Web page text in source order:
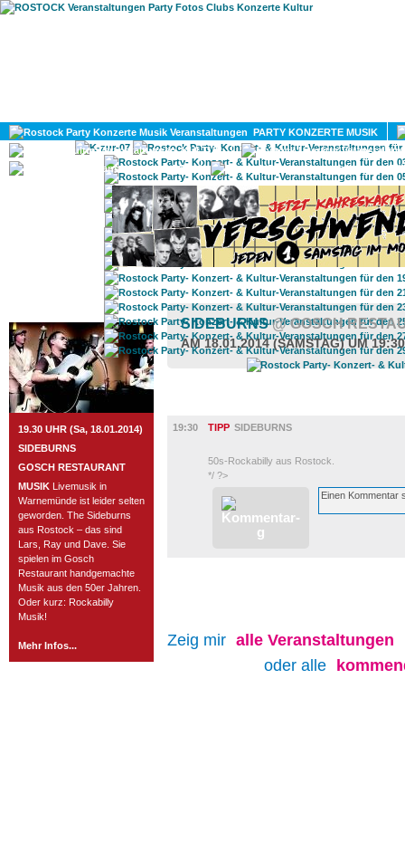
PARTY KONZERTE MUSIK
KULTUR
GAY
ROSTOCK TAGESTIPP
19.30 UHR (Sa, 18.01.2014)
SIDEBURNS
GOSCH RESTAURANT
MUSIK Livemusik in
Warnemünde ist leider selten
geworden. The Sideburns
aus Rostock – das sind
Lars, Ray und Dave. Sie
spielen im Gosch
Restaurant handgemachte
Musik aus den 50er Jahren.
Oder kurz: Rockabilly
Musik!
Mehr Infos...
SIDEBURNS@ GOSCH
AM 18.01.2014 (SAMSTAG) UM
19:30
TIPP SIDEBURNS
50s-Rockabilly aus Rostock.
*/ ?>
Zeig mir alle Veranstaltungen
oder alle